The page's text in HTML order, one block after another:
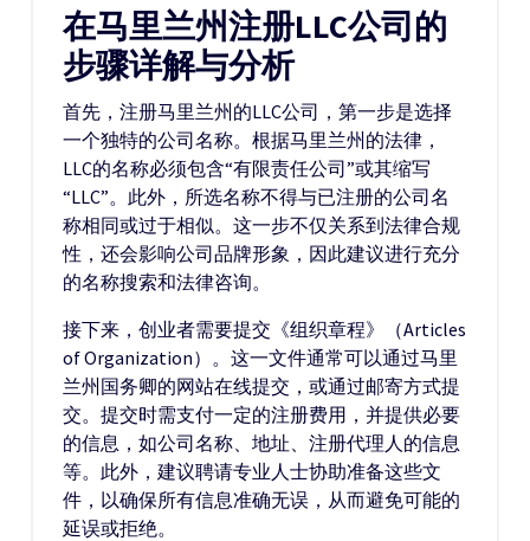
在马里兰州注册LLC公司的
步骤详解与分析
首先，注册马里兰州的LLC公司，第一步是选择
一个独特的公司名称。根据马里兰州的法律，
LLC的名称必须包含“有限责任公司”或其缩写
“LLC”。此外，所选名称不得与已注册的公司名
称相同或过于相似。这一步不仅关系到法律合规
性，还会影响公司品牌形象，因此建议进行充分
的名称搜索和法律咨询。
接下来，创业者需要提交《组织章程》（Articles
of Organization）。这一文件通常可以通过马里
兰州国务卿的网站在线提交，或通过邮寄方式提
交。提交时需支付一定的注册费用，并提供必要
的信息，如公司名称、地址、注册代理人的信息
等。此外，建议聘请专业人士协助准备这些文
件，以确保所有信息准确无误，从而避免可能的
延误或拒绝。